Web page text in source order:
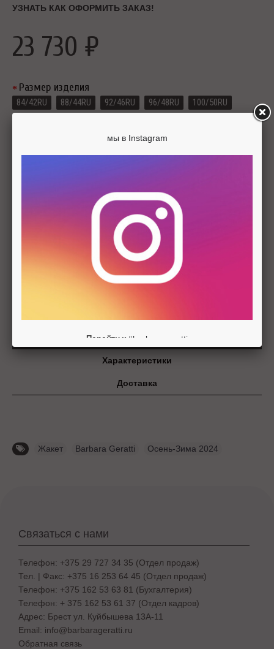
УЗНАТЬ КАК ОФОРМИТЬ ЗАКАЗ!
23 730 ₽
Размер изделия
84/42RU 88/44RU 92/46RU 96/48RU
100/50RU
-
ДОБАВИТЬ В КОРЗИНУ
Описание
Характеристики
Доставка
Жакет Barbara Geratti Осень-Зима 2024
Связаться с нами
Телефон: +375 29 727 34 35 (Отдел продаж)
Тел. | Факс: +375 16 253 64 45 (Отдел продаж)
Телефон: +375 162 53 63 81 (Бухгалтерия)
Телефон: + 375 162 53 61 37 (Отдел кадров)
Адрес: Брест ул. Куйбышева 13A-11
Email: info@barbarageratti.ru
Обратная связь
мы в Instagram
Перейти к #barbarageratti